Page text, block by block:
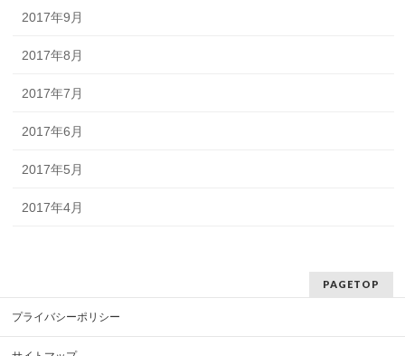
2017年9月
2017年8月
2017年7月
2017年6月
2017年5月
2017年4月
PAGETOP
プライバシーポリシー